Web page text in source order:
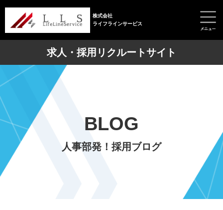
株式会社
ライフラインサービス
求人・採用リクルートサイト
BLOG
人事部発！採用ブログ